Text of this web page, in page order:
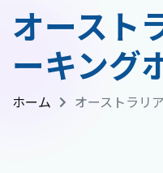
オースト
ーキング
ホーム オーストラリ